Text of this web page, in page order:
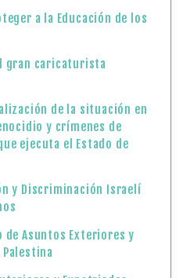
a la Educación de los
gran caricaturista
de la situación en
y crímenes de
ejecuta el Estado de
y Discriminación Israelí
Asuntos Exteriores y